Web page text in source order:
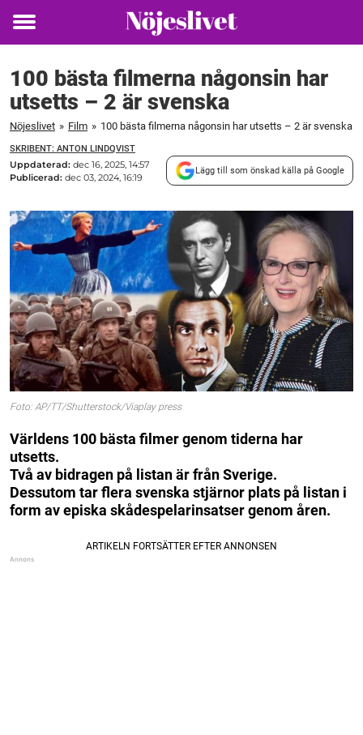
Toggle
100 bästa filmerna någonsin har
utsetts – 2 är svenska
Nöjeslivet » Film » 100 bästa filmerna någonsin har utsetts – 2 är svenska
SKRIBENT: ANTON LINDQVIST
Uppdaterad: dec 16, 2025, 14:57
Publicerad: dec 03, 2024, 16:19
Lägg till som önskad källa på Google
Foto: AP/TT/Shutterstock/Viaplay press
Världens 100 bästa filmer genom tiderna har
utsetts.
Två av bidragen på listan är från Sverige.
Dessutom tar flera svenska stjärnor plats på listan i
form av episka skådespelarinsatser genom åren.